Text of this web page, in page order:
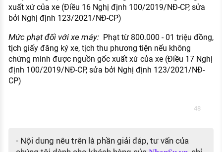
xuất xứ của xe (Điều 16 Nghị định 100/2019/NĐ-CP, sửa
bởi Nghị định 123/2021/NĐ-CP)
Mức phạt đối với xe máy: Phạt từ 800.000 - 01 triệu đồng,
tịch giấy đăng ký xe, tịch thu phương tiện nếu không
chứng minh được nguồn gốc xuất xứ của xe (Điều 17 Nghị
định 100/2019/NĐ-CP, sửa bởi Nghị định 123/2021/NĐ-
CP)
48
- Nội dung nêu trên là phần giải đáp, tư vấn của